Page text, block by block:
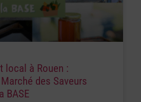
local à Rouen :
des Saveurs
BASE